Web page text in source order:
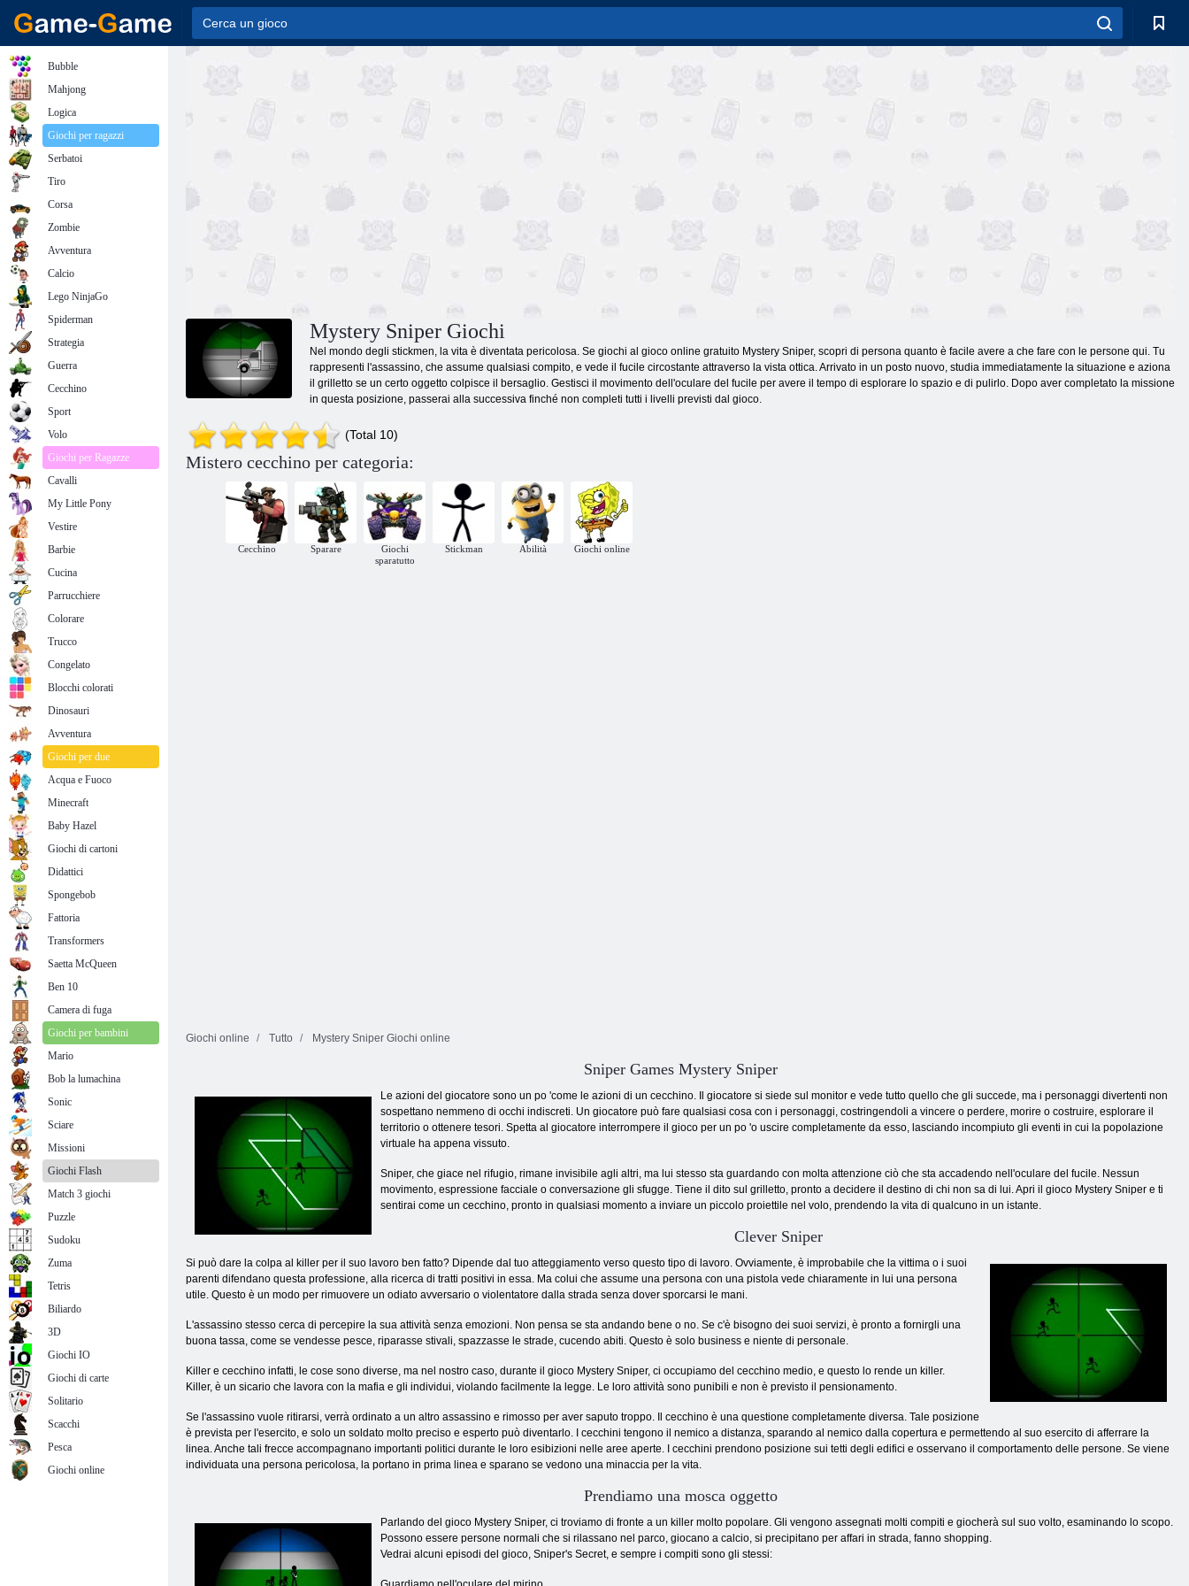
Mystery Sniper Giochi
Nel mondo degli stickmen, la vita è diventata pericolosa. Se giochi al gioco online gratuito Mystery Sniper, scopri di persona quanto è facile avere a che fare con le persone qui. Tu
rappresenti l'assassino, che assume qualsiasi compito, e vede il fucile circostante attraverso la vista ottica. Arrivato in un posto nuovo, studia immediatamente la situazione e aziona
il grilletto se un certo oggetto colpisce il bersaglio. Gestisci il movimento dell'oculare del fucile per avere il tempo di esplorare lo spazio e di pulirlo. Dopo aver completato la missione
in questa posizione, passerai alla successiva finché non completi tutti i livelli previsti dal gioco.
(Total 10)
Mistero cecchino per categoria:
Cecchino Sparare
Giochi
sparatutto
Stickman Abilità Giochi online
Giochi online Tutto Mystery Sniper Giochi online
Sniper Games Mystery Sniper
Le azioni del giocatore sono un po 'come le azioni di un cecchino. Il giocatore si siede sul monitor e vede tutto quello che gli succede, ma i personaggi divertenti non
sospettano nemmeno di occhi indiscreti. Un giocatore può fare qualsiasi cosa con i personaggi, costringendoli a vincere o perdere, morire o costruire, esplorare il
territorio o ottenere tesori. Spetta al giocatore interrompere il gioco per un po 'o uscire completamente da esso, lasciando incompiuto gli eventi in cui la popolazione
virtuale ha appena vissuto.
Sniper, che giace nel rifugio, rimane invisibile agli altri, ma lui stesso sta guardando con molta attenzione ciò che sta accadendo nell'oculare del fucile. Nessun
movimento, espressione facciale o conversazione gli sfugge. Tiene il dito sul grilletto, pronto a decidere il destino di chi non sa di lui. Apri il gioco Mystery Sniper e ti
sentirai come un cecchino, pronto in qualsiasi momento a inviare un piccolo proiettile nel volo, prendendo la vita di qualcuno in un istante.
Clever Sniper
Si può dare la colpa al killer per il suo lavoro ben fatto? Dipende dal tuo atteggiamento verso questo tipo di lavoro. Ovviamente, è improbabile che la vittima o i suoi
parenti difendano questa professione, alla ricerca di tratti positivi in ​​essa. Ma colui che assume una persona con una pistola vede chiaramente in lui una persona
utile. Questo è un modo per rimuovere un odiato avversario o violentatore dalla strada senza dover sporcarsi le mani.
L'assassino stesso cerca di percepire la sua attività senza emozioni. Non pensa se sta andando bene o no. Se c'è bisogno dei suoi servizi, è pronto a fornirgli una
buona tassa, come se vendesse pesce, riparasse stivali, spazzasse le strade, cucendo abiti. Questo è solo business e niente di personale.
Killer e cecchino infatti, le cose sono diverse, ma nel nostro caso, durante il gioco Mystery Sniper, ci occupiamo del cecchino medio, e questo lo rende un killer.
Killer, è un sicario che lavora con la mafia e gli individui, violando facilmente la legge. Le loro attività sono punibili e non è previsto il pensionamento.
Se l'assassino vuole ritirarsi, verrà ordinato a un altro assassino e rimosso per aver saputo troppo. Il cecchino è una questione completamente diversa. Tale posizione
è prevista per l'esercito, e solo un soldato molto preciso e esperto può diventarlo. I cecchini tengono il nemico a distanza, sparando al nemico dalla copertura e permettendo al suo esercito di afferrare la
linea. Anche tali frecce accompagnano importanti politici durante le loro esibizioni nelle aree aperte. I cecchini prendono posizione sui tetti degli edifici e osservano il comportamento delle persone. Se viene
individuata una persona pericolosa, la portano in prima linea e sparano se vedono una minaccia per la vita.
Prendiamo una mosca oggetto
Parlando del gioco Mystery Sniper, ci troviamo di fronte a un killer molto popolare. Gli vengono assegnati molti compiti e giocherà sul suo volto, esaminando lo scopo.
Possono essere persone normali che si rilassano nel parco, giocano a calcio, si precipitano per affari in strada, fanno shopping.
Vedrai alcuni episodi del gioco, Sniper's Secret, e sempre i compiti sono gli stessi:
Bubble
Mahjong
Logica
Giochi per ragazzi
Serbatoi
Tiro
Corsa
Zombie
Avventura
Calcio
Lego NinjaGo
Spiderman
Strategia
Guerra
Cecchino
Sport
Volo
Giochi per Ragazze
Cavalli
My Little Pony
Vestire
Barbie
Cucina
Parrucchiere
Colorare
Trucco
Congelato
Blocchi colorati
Dinosauri
Avventura
Giochi per due
Acqua e Fuoco
Minecraft
Baby Hazel
Giochi di cartoni
Didattici
Spongebob
Fattoria
Transformers
Saetta McQueen
Ben 10
Camera di fuga
Giochi per bambini
Mario
Bob la lumachina
Sonic
Sciare
Missioni
Giochi Flash
Match 3 giochi
Puzzle
Sudoku
Zuma
Tetris
Biliardo
3D
Giochi IO
Giochi di carte
Solitario
Scacchi
Pesca
Giochi online